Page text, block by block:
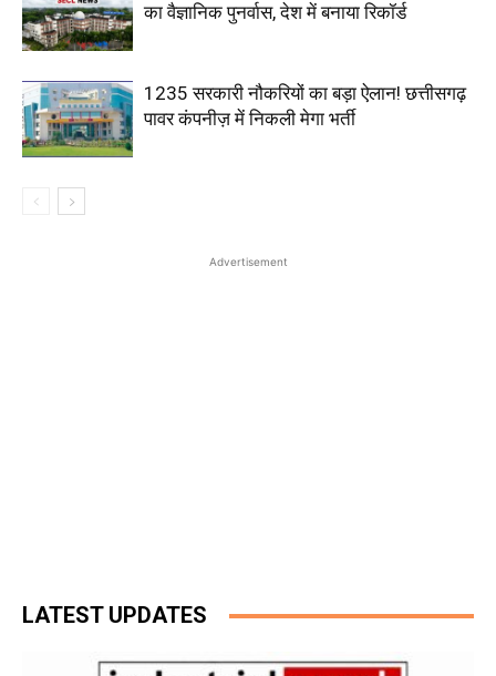
का वैज्ञानिक पुनर्वास, देश में बनाया रिकॉर्ड
1235 सरकारी नौकरियों का बड़ा ऐलान! छत्तीसगढ़
पावर कंपनीज़ में निकली मेगा भर्ती
Advertisement
LATEST UPDATES